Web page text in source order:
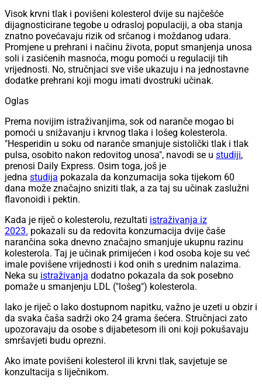
Visok krvni tlak i povišeni kolesterol dvije su najčešće
dijagnosticirane tegobe u odrasloj populaciji, a oba stanja
znatno povećavaju rizik od srčanog i moždanog udara.
Promjene u prehrani i načinu života, poput smanjenja unosa
soli i zasićenih masnoća, mogu pomoći u regulaciji tih
vrijednosti. No, stručnjaci sve više ukazuju i na jednostavne
dodatke prehrani koji mogu imati dvostruki učinak.
Oglas
Prema novijim istraživanjima, sok od naranče mogao bi
pomoći u snižavanju i krvnog tlaka i lošeg kolesterola.
"Hesperidin u soku od naranče smanjuje sistolički tlak i tlak
pulsa, osobito nakon redovitog unosa", navodi se u studiji,
prenosi Daily Express. Osim toga, još je
jedna studija pokazala da konzumacija soka tijekom 60
dana može značajno sniziti tlak, a za taj su učinak zaslužni
flavonoidi i pektin.
Kada je riječ o kolesterolu, rezultati istraživanja iz
2023. pokazali su da redovita konzumacija dvije čaše
narančina soka dnevno značajno smanjuje ukupnu razinu
kolesterola. Taj je učinak primijećen i kod osoba koje su već
imale povišene vrijednosti i kod onih s urednim nalazima.
Neka su istraživanja dodatno pokazala da sok posebno
pomaže u smanjenju LDL ("lošeg") kolesterola.
Iako je riječ o lako dostupnom napitku, važno je uzeti u obzir i
da svaka čaša sadrži oko 24 grama šećera. Stručnjaci zato
upozoravaju da osobe s dijabetesom ili oni koji pokušavaju
smršavjeti budu oprezni.
Ako imate povišeni kolesterol ili krvni tlak, savjetuje se
konzultacija s liječnikom.